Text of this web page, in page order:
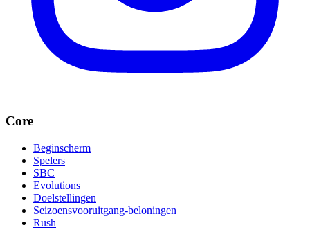
Core
Beginscherm
Spelers
SBC
Evolutions
Doelstellingen
Seizoensvooruitgang-beloningen
Rush